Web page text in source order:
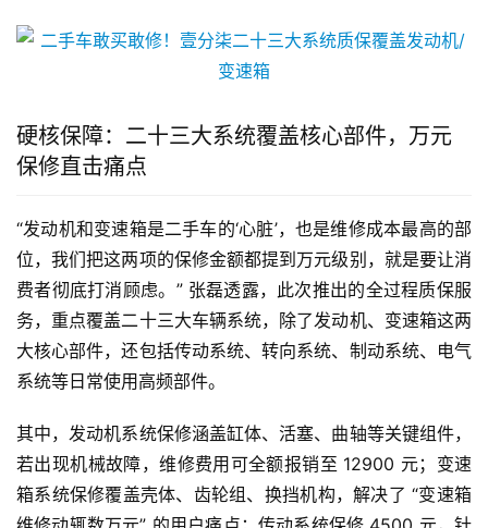
硬核保障：二十三大系统覆盖核心部件，万元
保修直击痛点
“发动机和变速箱是二手车的‘心脏’，也是维修成本最高的部
位，我们把这两项的保修金额都提到万元级别，就是要让消
费者彻底打消顾虑。” 张磊透露，此次推出的全过程质保服
务，重点覆盖二十三大车辆系统，除了发动机、变速箱这两
大核心部件，还包括传动系统、转向系统、制动系统、电气
系统等日常使用高频部件。
其中，发动机系统保修涵盖缸体、活塞、曲轴等关键组件，
若出现机械故障，维修费用可全额报销至 12900 元；变速
箱系统保修覆盖壳体、齿轮组、换挡机构，解决了 “变速箱